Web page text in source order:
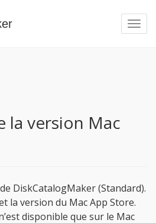
la version Mac
DiskCatalogMaker (Standard).
la version du Mac App Store.
disponible que sur le Mac